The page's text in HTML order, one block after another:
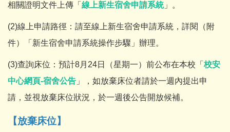
相關證明文件上傳「 線上新生宿舍申請系統」。
(2)線上申請路徑：請至線上新生宿舍申請系統，詳閱（附
件）「新生宿舍申請系統操作步驟」辦理。
(3)查詢床位：預計8月24日（星期一）前公布在本校「 校安
中心網頁-宿舍公告 」，如放棄床位者請於一週內提出申
請，並視放棄床位狀況，於一週後公告開放候補。
【放棄床位】